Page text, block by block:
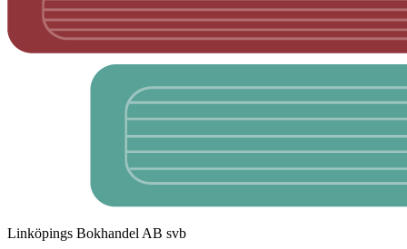
Linköpings Bokhandel AB svb